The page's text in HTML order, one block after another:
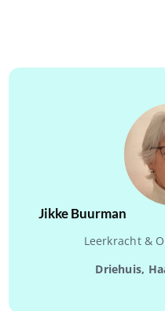
Jikke Buurman
Leerkracht &
Driehuis,